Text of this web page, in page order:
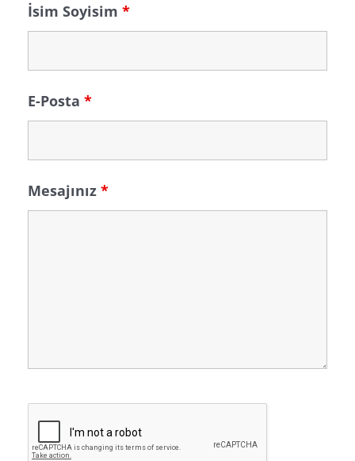
İsim Soyisim *
E-Posta *
Mesajınız *